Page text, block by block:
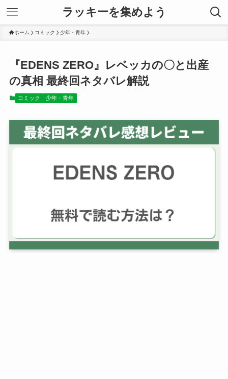
ラッキーを集めよう
ホーム コミック 少年・青年
『EDENS ZERO』レベッカの〇と出産
の真相 最終回ネタバレ解説
コミック 少年・青年